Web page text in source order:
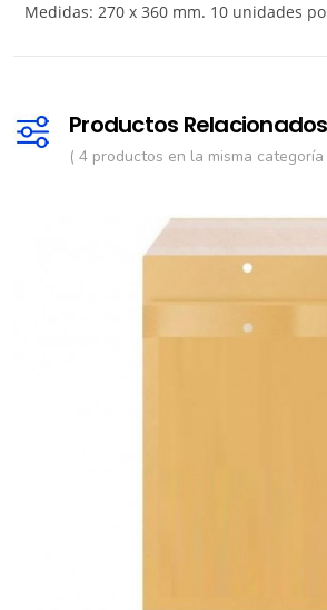
Medidas: 270 x 360 mm. 10 unidades
Productos Relacionados
( 4 productos en la misma categoría